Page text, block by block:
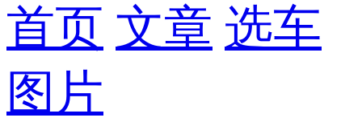
首页 文章 选车
图片